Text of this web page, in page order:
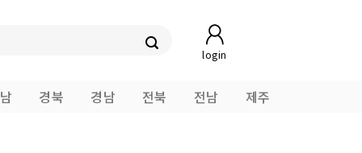
login
경북 경남 전북 전남 제주